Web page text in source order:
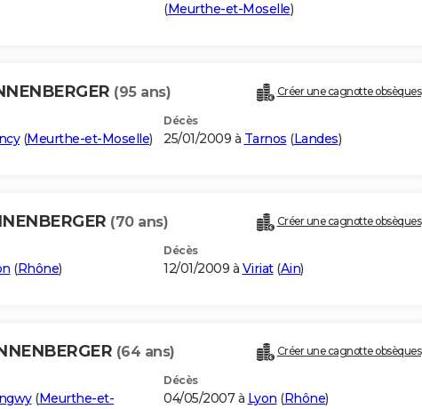
(Meurthe-et-Moselle)
(95 ans) Créer une cagnotte obsèques
(Meurthe-et-Moselle)
Décès
25/01/2009 à Tarnos (Landes)
(70 ans) Créer une cagnotte obsèques
(Rhône)
Décès
12/01/2009 à Viriat(Ain)
(64 ans) Créer une cagnotte obsèques
(Meurthe-et-
Décès
04/05/2007 à Lyon (Rhône)